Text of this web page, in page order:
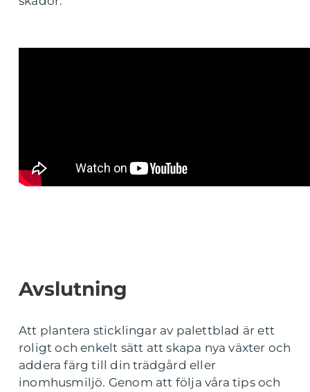
Avslutning
Att plantera sticklingar av palettblad är ett
roligt och enkelt sätt att skapa nya växter och
addera färg till din trädgård eller
inomhusmiljö. Genom att följa våra tips och